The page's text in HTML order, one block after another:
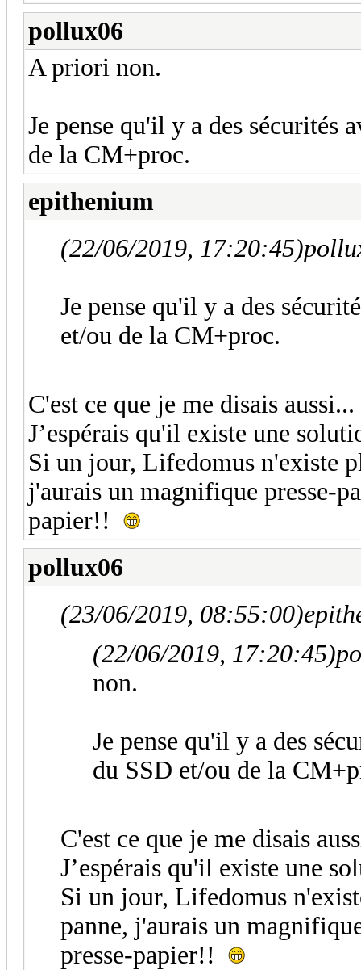
pollux06
A priori non.
Je pense qu'il y a des sécurités
de la CM+proc.
epithenium
(22/06/2019, 17:20:45)
Je pense qu'il y a des
et/ou de la CM+proc.
C'est ce que je me disais aussi...
J’espérais qu'il existe une
Si un jour, Lifedomus n'existe
j'aurais un magnifique presse-
papier!!
pollux06
(23/06/2019, 08:55:00)
(22/06/2019, 17:20:45)
non.
Je pense qu'il y a des
du SSD et/ou de la
C'est ce que je me disais
J’espérais qu'il existe une
Si un jour, Lifedomus
panne, j'aurais un
presse-papier!!